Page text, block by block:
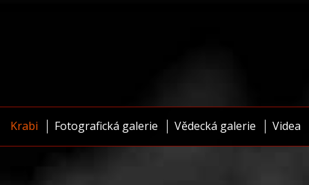
Krabi Fotografická galerie Vědecká galerie Videa